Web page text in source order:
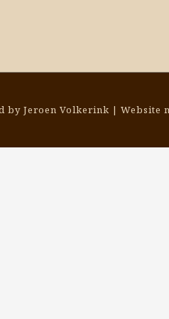
by Jeroen Volkerink | Website